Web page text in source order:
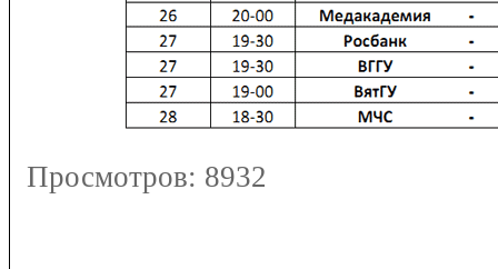
Просмотров: 8932